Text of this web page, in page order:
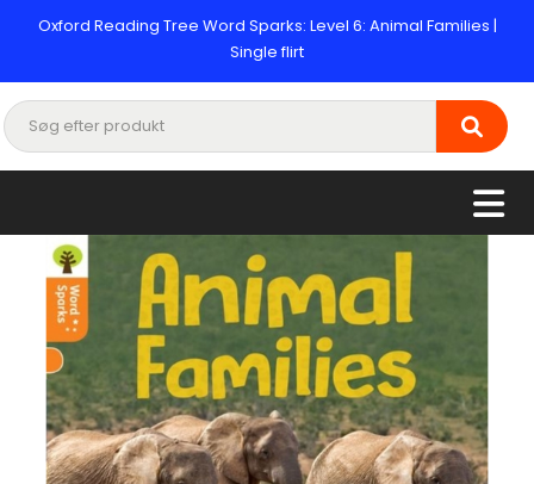
Oxford Reading Tree Word Sparks: Level 6: Animal Families |
Single flirt